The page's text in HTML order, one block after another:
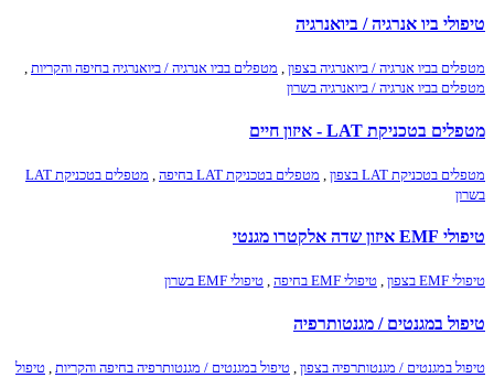
טיפולי ביו אנרגיה / ביואנרגיה
מטפלים בביו אנרגיה / ביואנרגיה בצפון , מטפלים בביו אנרגיה / ביואנרגיה בחיפה והקריות ,
מטפלים בביו אנרגיה / ביואנרגיה בשרון
מטפלים בטכניקת LAT - איזון חיים
מטפלים בטכניקת LAT בצפון מטפלים בטכניקת LAT בחיפה
מטפלים בטכניקת LAT
בשרון
טיפולי EMF איזון שדה אלקטרו מגנטי
טיפולי EMF בצפון , טיפולי EMF בחיפה , טיפולי EMF בשרון
טיפול במגנטים / מגנטותרפיה
טיפול במגנטים / מגנטותרפיה בצפון , טיפול במגנטים / מגנטותרפיה בחיפה והקריות , טיפול